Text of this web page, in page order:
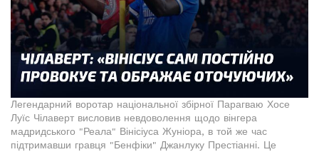
Легендарний воротар національної збірної Парагваю Хосе
Луїс Чілаверт висловив невдоволення щодо вінгера
мадридського "Реала" Вінісіуса Жуніора, в той же час
підтримавши гравця "Бенфіки" Джанлуку Престіанні. Це